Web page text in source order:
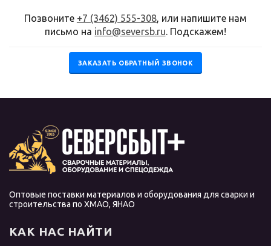
Позвоните +7 (3462) 555-308, или напишите нам
письмо на info@seversb.ru. Подскажем!
ЗАКАЗАТЬ ОБРАТНЫЙ ЗВОНОК
Оптовые поставки материалов и оборудования для сварки и
строительства по ХМАО, ЯНАО
КАК НАС НАЙТИ